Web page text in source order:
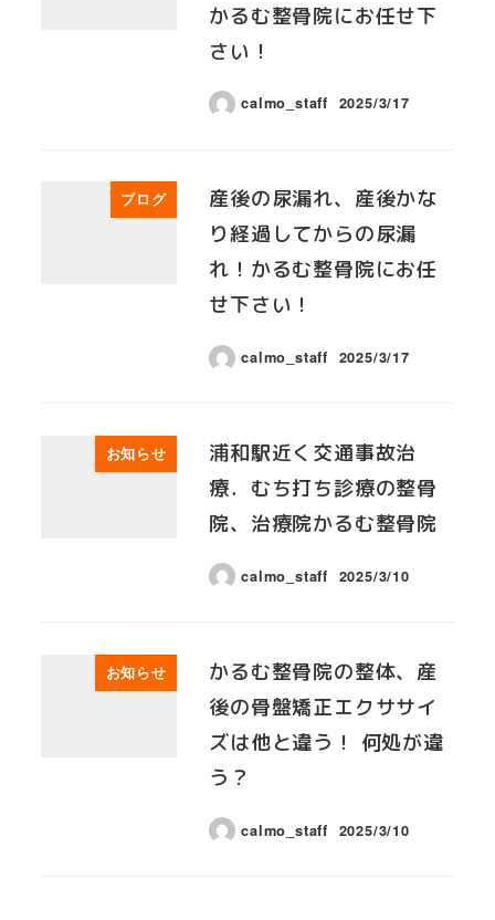
かるむ整骨院にお任せ下
さい！
calmo_staff 2025/3/17
ブログ
産後の尿漏れ、産後かな
り経過してからの尿漏
れ！かるむ整骨院にお任
せ下さい！
calmo_staff 2025/3/17
お知らせ
浦和駅近く交通事故治
療．むち打ち診療の整骨
院、治療院かるむ整骨院
calmo_staff 2025/3/10
お知らせ
かるむ整骨院の整体、産
後の骨盤矯正エクササイ
ズは他と違う！ 何処が違
う？
calmo_staff 2025/3/10